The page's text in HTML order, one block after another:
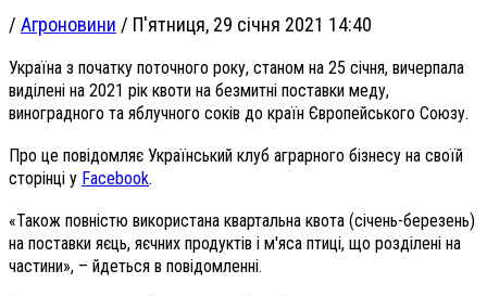
/ Агроновини / П'ятниця, 29 січня 2021 14:40
Україна з початку поточного року, станом на 25 січня, вичерпала
виділені на 2021 рік квоти на безмитні поставки меду,
виноградного та яблучного соків до країн Європейського Союзу.
Про це повідомляє Український клуб аграрного бізнесу на своїй
сторінці у Facebook.
«Також повністю використана квартальна квота (січень-березень)
на поставки яєць, яєчних продуктів і м'яса птиці, що розділені на
частини», – йдеться в повідомленні.